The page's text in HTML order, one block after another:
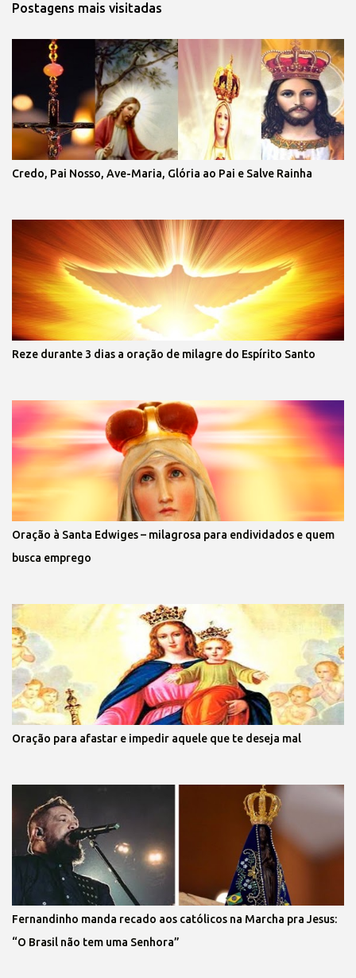
Postagens mais visitadas
Credo, Pai Nosso, Ave-Maria, Glória ao Pai e Salve Rainha
Reze durante 3 dias a oração de milagre do Espírito Santo
Oração à Santa Edwiges – milagrosa para endividados e quem
busca emprego
Oração para afastar e impedir aquele que te deseja mal
Fernandinho manda recado aos católicos na Marcha pra Jesus:
“O Brasil não tem uma Senhora”